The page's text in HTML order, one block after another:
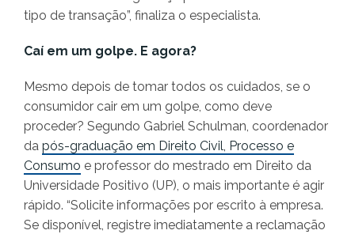
tipo de transação”, finaliza o especialista.
Caí em um golpe. E agora?
Mesmo depois de tomar todos os cuidados, se o
consumidor cair em um golpe, como deve
proceder? Segundo Gabriel Schulman, coordenador
da pós-graduação em Direito Civil, Processo e
Consumo e professor do mestrado em Direito da
Universidade Positivo (UP), o mais importante é agir
rápido. “Solicite informações por escrito à empresa.
Se disponível, registre imediatamente a reclamação